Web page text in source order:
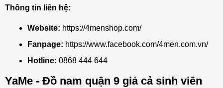
Thông tin liên hệ:
Website: https://4menshop.com/
Fanpage: https://www.facebook.com/4men.com.vn/
Hotline: 0868 444 644
YaMe - Đồ nam quận 9 giá cả sinh viên